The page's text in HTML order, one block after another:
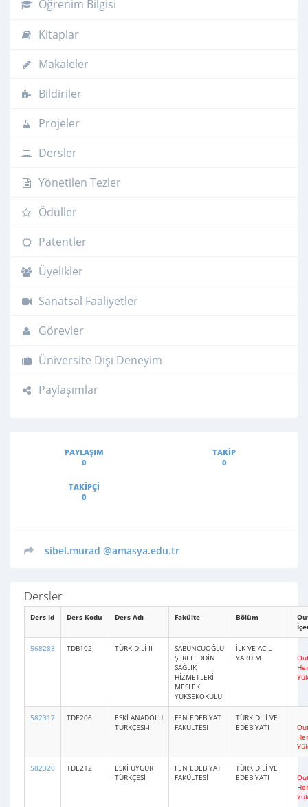
Öğrenim Bilgisi
Kitaplar
Makaleler
Bildiriler
Projeler
Dersler
Yönetilen Tezler
Ödüller
Patentler
Üyelikler
Sanatsal Faaliyetler
Görevler
Üniversite Dışı Deneyim
Paylaşımlar
PAYLAŞIM
0
TAKIP
0
TAKIPÇI
0
sibel.murad @amasya.edu.tr
Dersler
Ders Id Ders Kodu Ders Adı Fakülte Bölüm
568283 TDB102 TÜRK DİLİ II
SABUNCUOĞLU
ŞEREFEDDİN
SAĞLIK
HİZMETLERİ
MESLEK
YÜKSEKOKULU
İLK VE ACİL
YARDIM
582317 TDE206
ESKİ ANADOLU
TÜRKÇESİ-II
FEN EDEBİYAT
FAKÜLTESİ
TÜRK DİLİ VE
EDEBİYATI
582320 TDE212
ESKİ UYGUR
TÜRKÇESİ
FEN EDEBİYAT
FAKÜLTESİ
TÜRK DİLİ VE
EDEBİYATI